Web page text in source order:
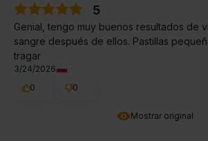
Mostrar original
5
Genial, tengo muy buenos resultados de
sangre después de ellos. Pastillas
tragar
3/24/2026
0
0